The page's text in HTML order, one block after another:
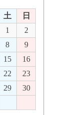
土
日
1
2
8
9
15
16
22
23
29
30